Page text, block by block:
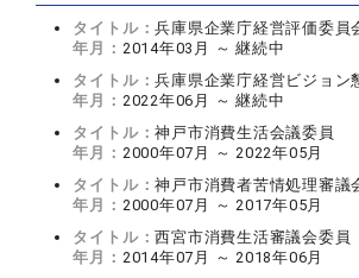
タイトル：兵庫県企業庁経営評価委員
年月： 2014年03月 ～ 継続中
タイトル：兵庫県企業庁経営ビジョン
年月： 2022年06月 ～ 継続中
タイトル：神戸市消費生活会議委員
年月： 2000年07月 ～ 2022年05月
タイトル：神戸市消費者苦情処理審議
年月： 2000年07月 ～ 2017年05月
タイトル：西宮市消費生活審議会委員
年月： 2014年07月 ～ 2018年06月